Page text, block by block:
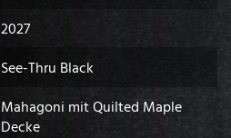
2027
See-Thru Black
Mahagoni mit Quilted Maple
Decke